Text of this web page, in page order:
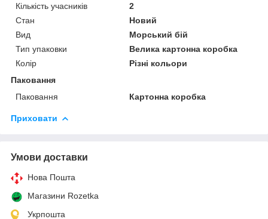
Кількість учасників
2
Стан
Новий
Вид
Морський бій
Тип упаковки
Велика картонна коробка
Колір
Різні кольори
Паковання
Паковання
Картонна коробка
Приховати
Умови доставки
Нова Пошта
Магазини Rozetka
Укрпошта